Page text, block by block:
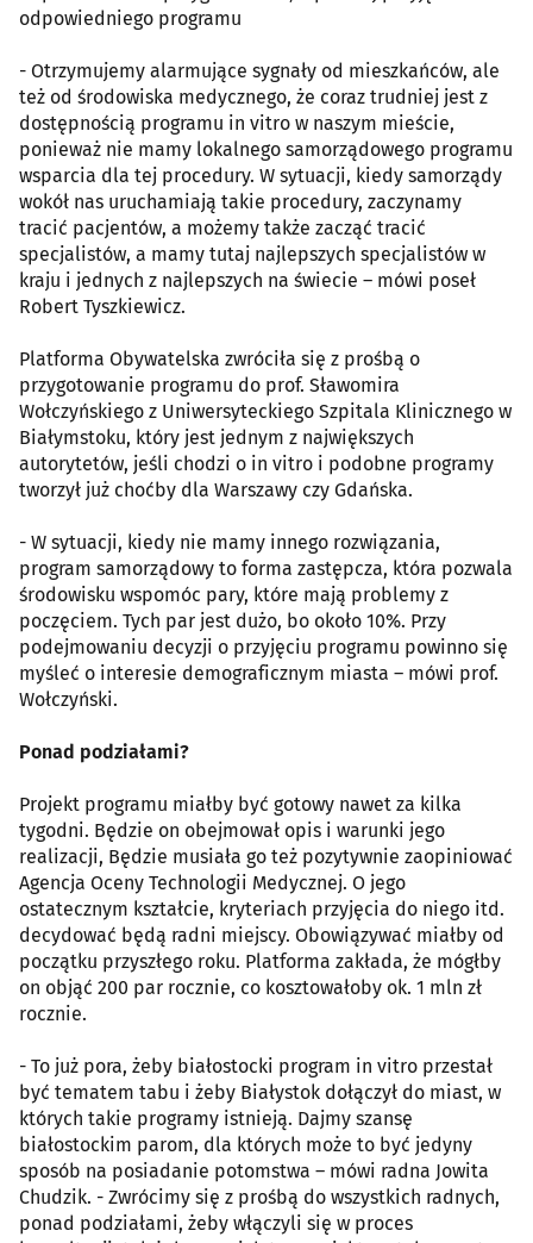
odpowiedniego programu
- Otrzymujemy alarmujące sygnały od mieszkańców, ale
też od środowiska medycznego, że coraz trudniej jest z
dostępnością programu in vitro w naszym mieście,
ponieważ nie mamy lokalnego samorządowego programu
wsparcia dla tej procedury. W sytuacji, kiedy samorządy
wokół nas uruchamiają takie procedury, zaczynamy
tracić pacjentów, a możemy także zacząć tracić
specjalistów, a mamy tutaj najlepszych specjalistów w
kraju i jednych z najlepszych na świecie – mówi poseł
Robert Tyszkiewicz.
Platforma Obywatelska zwróciła się z prośbą o
przygotowanie programu do prof. Sławomira
Wołczyńskiego z Uniwersyteckiego Szpitala Klinicznego w
Białymstoku, który jest jednym z największych
autorytetów, jeśli chodzi o in vitro i podobne programy
tworzył już choćby dla Warszawy czy Gdańska.
- W sytuacji, kiedy nie mamy innego rozwiązania,
program samorządowy to forma zastępcza, która pozwala
środowisku wspomóc pary, które mają problemy z
poczęciem. Tych par jest dużo, bo około 10%. Przy
podejmowaniu decyzji o przyjęciu programu powinno się
myśleć o interesie demograficznym miasta – mówi prof.
Wołczyński.
Ponad podziałami?
Projekt programu miałby być gotowy nawet za kilka
tygodni. Będzie on obejmował opis i warunki jego
realizacji, Będzie musiała go też pozytywnie zaopiniować
Agencja Oceny Technologii Medycznej. O jego
ostatecznym kształcie, kryteriach przyjęcia do niego itd.
decydować będą radni miejscy. Obowiązywać miałby od
początku przyszłego roku. Platforma zakłada, że mógłby
on objąć 200 par rocznie, co kosztowałoby ok. 1 mln zł
rocznie.
- To już pora, żeby białostocki program in vitro przestał
być tematem tabu i żeby Białystok dołączył do miast, w
których takie programy istnieją. Dajmy szansę
białostockim parom, dla których może to być jedyny
sposób na posiadanie potomstwa – mówi radna Jowita
Chudzik. - Zwrócimy się z prośbą do wszystkich radnych,
ponad podziałami, żeby włączyli się w proces